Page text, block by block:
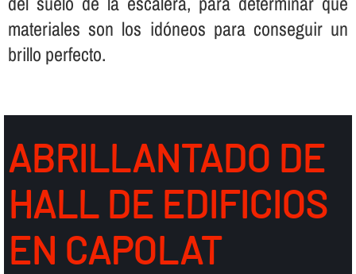
materiales son los idóneos para conseguir un
brillo perfecto.
ABRILLANTADO DE
HALL DE EDIFICIOS
EN CAPOLAT